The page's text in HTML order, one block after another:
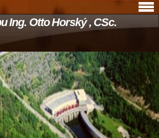
Ing. Otto Horský , CSc.